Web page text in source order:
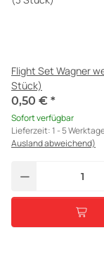
Flight Set Wagner
Stück)
0,50 € *
Sofort verfügbar
Lieferzeit:1 - 5
Ausland abweichend)